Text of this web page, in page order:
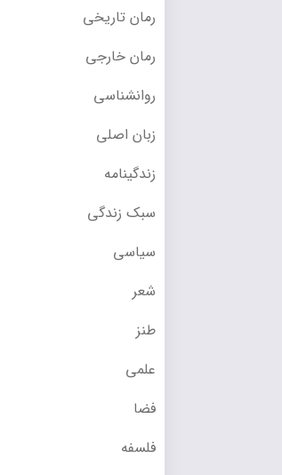
رمان تاریخی
رمان خارجی
روانشناسی
زبان اصلی
زندگینامه
سبک زندگی
سیاسی
شعر
طنز
علمی
فضا
فلسفه